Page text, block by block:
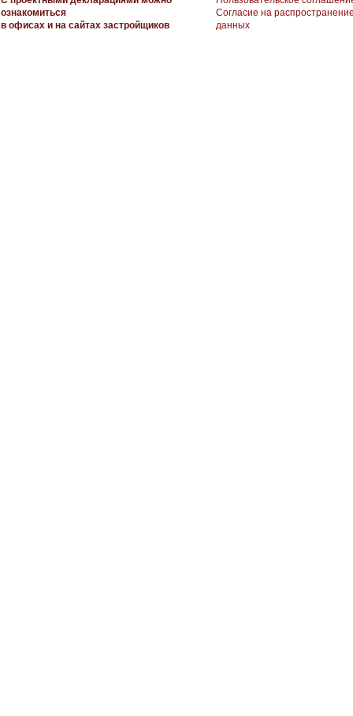
ознакомиться
в офисах и на сайтах застройщиков
Согласие на
данных